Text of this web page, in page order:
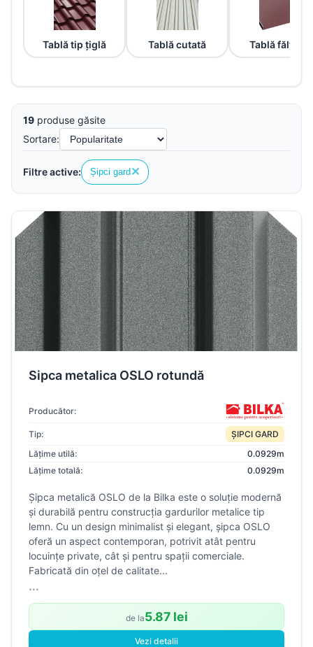
Tablă tip țiglă Tablă cutată Tablă fălțuită
19 produse găsite
Filtre active: Șipci gard ✕
Sortare:
Sipca metalica OSLO rotundă
Producător:
Tip:
ȘIPCI GARD
Lățime utilă:
0.0929m
Lățime totală:
0.0929m
Șipca metalică OSLO de la Bilka este o soluție modernă
și durabilă pentru construcția gardurilor metalice tip
lemn. Cu un design minimalist și elegant, șipca OSLO
oferă un aspect contemporan, potrivit atât pentru
locuințe private, cât și pentru spații comerciale.
Fabricată din oțel de calitate...
...
de la5.87 lei
Vezi detalii